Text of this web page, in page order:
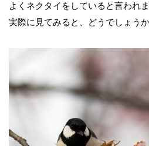
よくネクタイをしていると言われま
実際に見てみると、どうでしょう